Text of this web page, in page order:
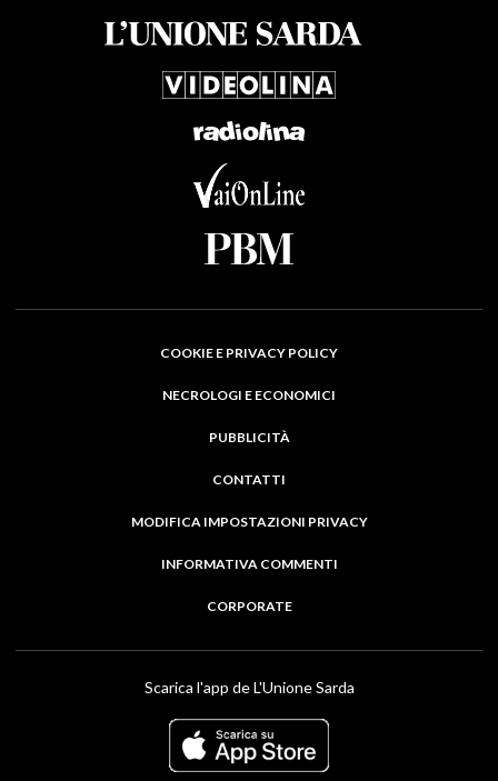
COOKIE E PRIVACY POLICY
NECROLOGI E ECONOMICI
PUBBLICITÀ
CONTATTI
MODIFICA IMPOSTAZIONI PRIVACY
INFORMATIVA COMMENTI
CORPORATE
Scarica l'app de L'Unione Sarda